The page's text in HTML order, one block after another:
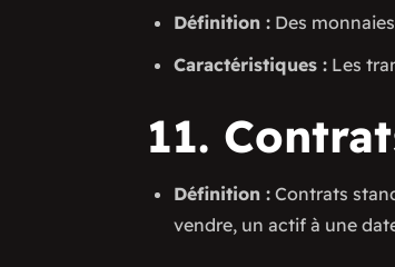
Définition : Des
Caractéristiques : Les
11.
Définition : Contrats
vendre, un actif à une